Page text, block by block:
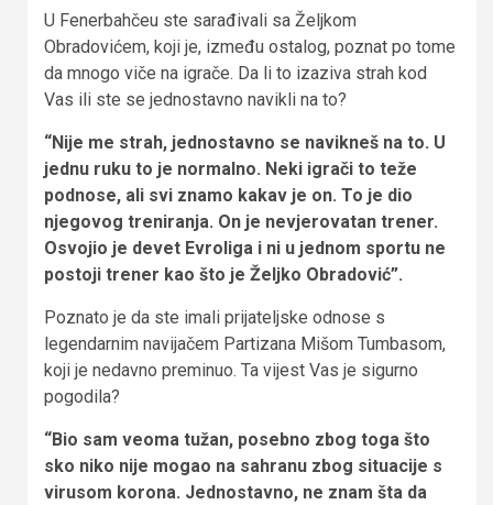
U Fenerbahčeu ste sarađivali sa Željkom
Obradovićem, koji je, između ostalog, poznat po tome
da mnogo viče na igrače. Da li to izaziva strah kod
Vas ili ste se jednostavno navikli na to?
“Nije me strah, jednostavno se navikneš na to. U
jednu ruku to je normalno. Neki igrači to teže
podnose, ali svi znamo kakav je on. To je dio
njegovog treniranja. On je nevjerovatan trener.
Osvojio je devet Evroliga i ni u jednom sportu ne
postoji trener kao što je Željko Obradović”.
Poznato je da ste imali prijateljske odnose s
legendarnim navijačem Partizana Mišom Tumbasom,
koji je nedavno preminuo. Ta vijest Vas je sigurno
pogodila?
“Bio sam veoma tužan, posebno zbog toga što
sko niko nije mogao na sahranu zbog situacije s
virusom korona. Jednostavno, ne znam šta da